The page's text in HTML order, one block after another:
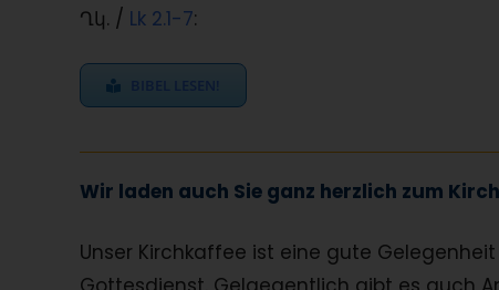
Ղկ. / Lk 2.1-7:
Wir laden auch Sie ganz herzlich zum
Unser Kirchkaffee ist eine gute